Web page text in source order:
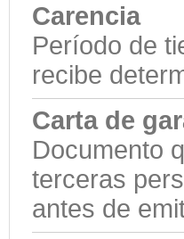
Carencia
Período de
recibe
Carta de
Documento
terceras
antes de